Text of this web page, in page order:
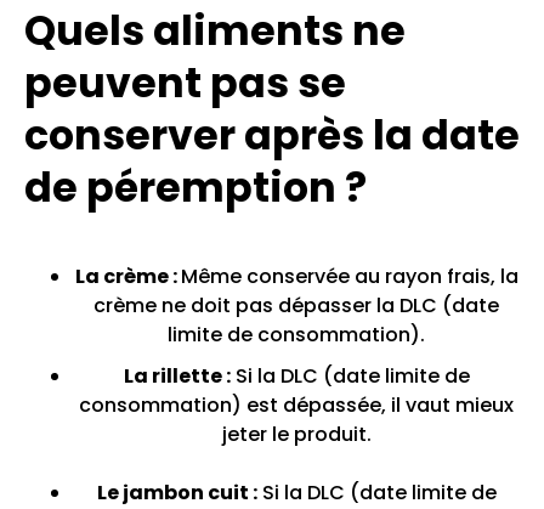
Quels aliments ne
peuvent pas se
conserver après la date
de péremption ?
La crème :Même conservée au rayon frais, la
crème ne doit pas dépasser la DLC (date
limite de consommation).
La rillette :Si la DLC (date limite de
consommation) est dépassée, il vaut mieux
jeter le produit.
Le jambon cuit :Si la DLC (date limite de